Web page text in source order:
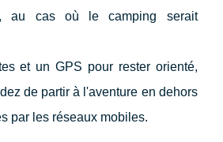
au cas où le camping serait
et un GPS pour rester orienté,
de partir à l'aventure en dehors
par les réseaux mobiles.